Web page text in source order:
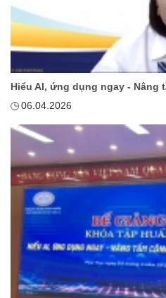
Hiểu AI, ứng dụng ngay - Nâng
06.04.2026